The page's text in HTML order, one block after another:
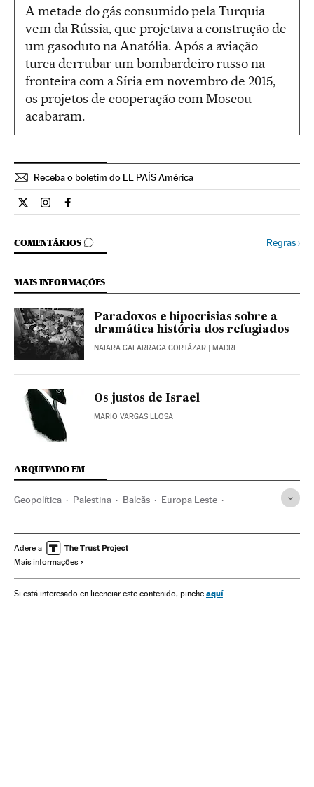
A metade do gás consumido pela Turquia
vem da Rússia, que projetava a construção de
um gasoduto na Anatólia. Após a aviação
turca derrubar um bombardeiro russo na
fronteira com a Síria em novembro de 2015,
os projetos de cooperação com Moscou
acabaram.
Receba o boletim do EL PAÍS América
Internacional El País Brasil en Twitter
Internacional El País Brasil en Instagram
Internacional El País Brasil en Facebook
COMENTÁRIOS
COMENTÁRIOS Regras›
MAIS INFORMAÇÕES
Paradoxos e hipocrisias sobre a
dramática história dos refugiados
NAIARA GALARRAGA GORTÁZAR | MADRI
Os justos de Israel
MARIO VARGAS LLOSA
ARQUIVADO EM
Geopolítica Palestina Balcãs Europa Leste
Combustíveis Europa Benjamin Netanyahu
Energia não renovável
Economia Energia Faixa de Gaza
Adere a
Mais informações
Si está interesado en licenciar este contenido, pinche aquí